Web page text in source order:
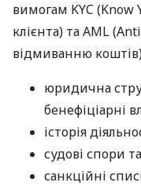
вимогам KYC
клієнта) та AML
відмиванню
юридична
бенефіціарні
історія
судові спори
санкційні